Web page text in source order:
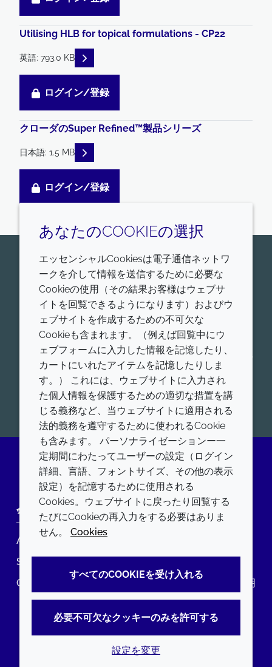
Utilising HLB for topical formulations - CP22
英語: 793.0 KB READ DESCRIPTIONS
ログイン/登録
クローダのSuper Refined™製品シリーズ
日本語: 1.5 MB READ DESCRIPTIONS
ログイン/登録
お問い合わせはこちら
Croda Pharmaは、ヒトおよび動物に適用する、医薬
品賦形剤、ワクチンアジュバント、脂質送達システム
の世界的リーダーです。我々の薬物送達プラットフォ
ームの詳細をご覧ください。低分子送達、タンパク質
送達、核酸送達、アジュバントシステム、コンシュー
マーヘルスなど、ヒト用および動物用の各薬物送達プ
ラットフォームにおける製品を、幅広く提供していま
す。
開始
LinkedIn
会社
Annual Report
Sustainability Report
Croda.com
LEGAL
アクセシビリティに関する声明
あなたのCOOKIEの選択
エッセンシャルCookiesは電子通信ネットワ
ークを介して情報を送信するために必要な
Cookieの使用（その結果お客様はウェブサ
イトを回覧できるようになります）およびウ
ェブサイトを作成するための不可欠な
Cookieも含まれます。（例えば回覧中にウ
ェブフォームに入力した情報を記憶したり、
カートにいれたアイテムを記憶したりしま
す。） これには、ウェブサイトに入力され
た個人情報を保護するための適切な措置を講
じる義務など、当ウェブサイトに適用される
法的義務を遵守するために使われるCookie
も含みます。 パーソナライゼーションー一
定期間にわたってユーザーの設定（ログイン
詳細、言語、フォントサイズ、その他の表示
設定）を記憶するために使用される
Cookies。ウェブサイトに戻ったり回覧する
たびにCookieの再入力をする必要はありま
せん。 Cookies
すべてのCOOKIEを受け入れる
必要不可欠なクッキーのみを許可する
設定を変更